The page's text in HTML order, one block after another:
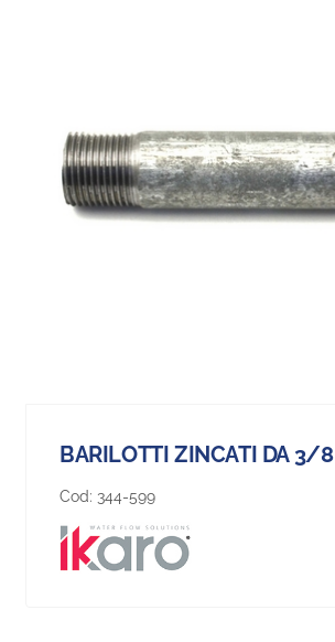
BARILOTTI ZINCATI DA 3/8
Cod: 344-599